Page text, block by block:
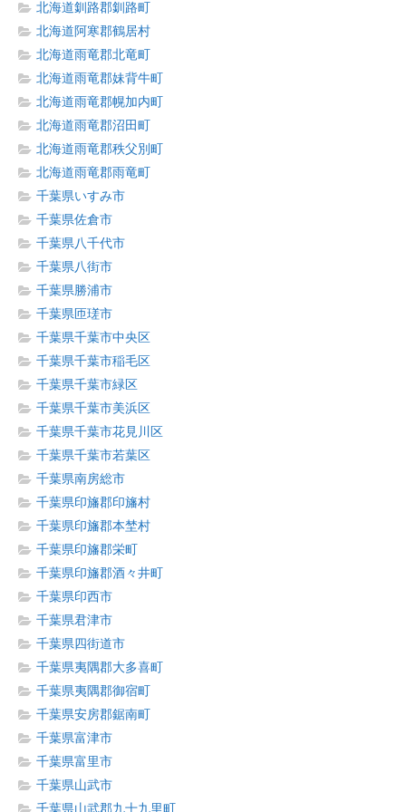
北海道釧路郡釧路町
北海道阿寒郡鶴居村
北海道雨竜郡北竜町
北海道雨竜郡妹背牛町
北海道雨竜郡幌加内町
北海道雨竜郡沼田町
北海道雨竜郡秩父別町
北海道雨竜郡雨竜町
千葉県いすみ市
千葉県佐倉市
千葉県八千代市
千葉県八街市
千葉県勝浦市
千葉県匝瑳市
千葉県千葉市中央区
千葉県千葉市稲毛区
千葉県千葉市緑区
千葉県千葉市美浜区
千葉県千葉市花見川区
千葉県千葉市若葉区
千葉県南房総市
千葉県印旛郡印旛村
千葉県印旛郡本埜村
千葉県印旛郡栄町
千葉県印旛郡酒々井町
千葉県印西市
千葉県君津市
千葉県四街道市
千葉県夷隅郡大多喜町
千葉県夷隅郡御宿町
千葉県安房郡鋸南町
千葉県富津市
千葉県富里市
千葉県山武市
千葉県山武郡九十九里町